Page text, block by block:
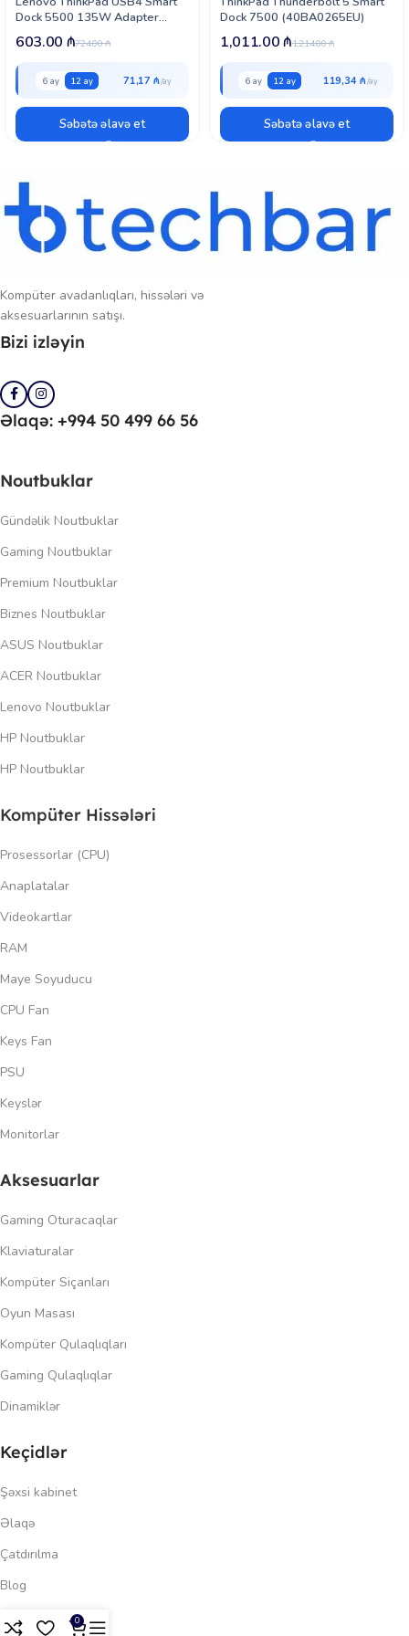
Dock 5500 135W Adapter
(40BC0135EU)
724.00₼
603.00 ₼
6 ay 12 ay 71,17 ₼
Səbətə əlavə et
Dock 7500 (40BA0265EU)
1,214.00₼
1,011.00₼
6 ay 12 ay 119,34 ₼
Səbətə əlavə et
Kompüter avadanlıqları, hissələri və
aksesuarlarının satışı.
Bizi izləyin
Əlaqə: +994 50 499 66 56
Noutbuklar
Gündəlik Noutbuklar
Gaming Noutbuklar
Premium Noutbuklar
Biznes Noutbuklar
ASUS Noutbuklar
ACER Noutbuklar
Lenovo Noutbuklar
HP Noutbuklar
HP Noutbuklar
Kompüter Hissələri
Prosessorlar (CPU)
Anaplatalar
Videokartlar
RAM
Maye Soyuducu
CPU Fan
Keys Fan
PSU
Keyslər
Monitorlar
Aksesuarlar
Gaming Oturacaqlar
Klaviaturalar
Kompüter Siçanları
Oyun Masası
Kompüter Qulaqlıqları
Gaming Qulaqlıqlar
Dinamiklər
Keçidlər
Şəxsi kabinet
Əlaqə
Çatdırılma
Blog
Məxfilik siyasəti
0
273.00
₼